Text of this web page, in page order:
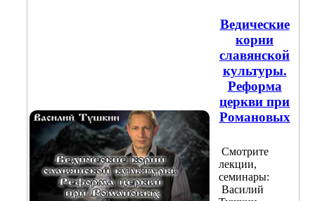
Ведические
корни
славянской
культуры.
Реформа
церкви при
Романовых
Смотрите
лекции,
семинары:
Василий